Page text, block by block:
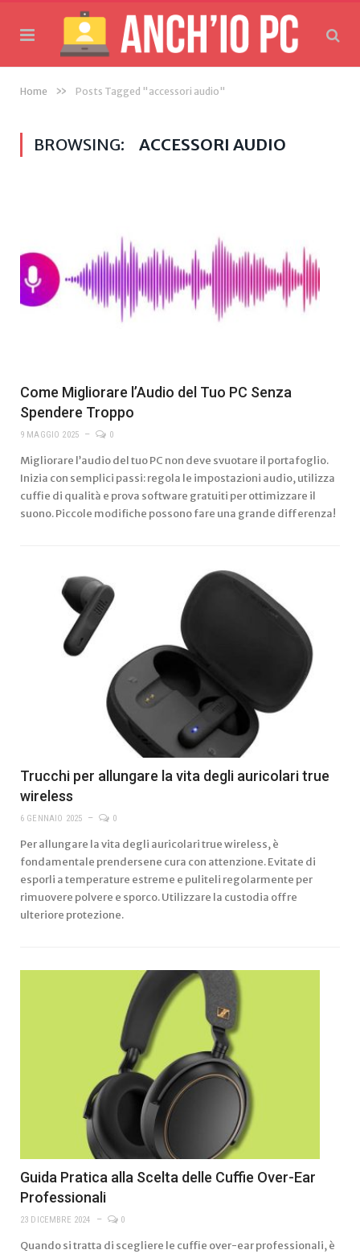
Home » Posts Tagged "accessori audio"
BROWSING: ACCESSORI AUDIO
Come Migliorare l’Audio del Tuo PC Senza
Spendere Troppo
9 MAGGIO 2025 0
Migliorare l’audio del tuo PC non deve svuotare il portafoglio.
Inizia con semplici passi: regola le impostazioni audio, utilizza
cuffie di qualità e prova software gratuiti per ottimizzare il
suono. Piccole modifiche possono fare una grande differenza!
Trucchi per allungare la vita degli auricolari true
wireless
6 GENNAIO 2025 0
Per allungare la vita degli auricolari true wireless, è
fondamentale prendersene cura con attenzione. Evitate di
esporli a temperature estreme e puliteli regolarmente per
rimuovere polvere e sporco. Utilizzare la custodia offre
ulteriore protezione.
Guida Pratica alla Scelta delle Cuffie Over-Ear
Professionali
23 DICEMBRE 2024 0
Quando si tratta di scegliere le cuffie over-ear professionali, è